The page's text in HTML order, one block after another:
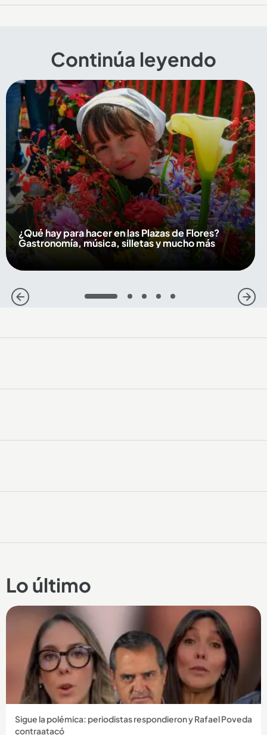
Continúa leyendo
¿Qué hay para hacer en las Plazas de Flores?
Gastronomía, música, silletas y mucho más
1 2 3 4 5
Lo último
Sigue la polémica: periodistas respondieron y Rafael Poveda
contraatacó